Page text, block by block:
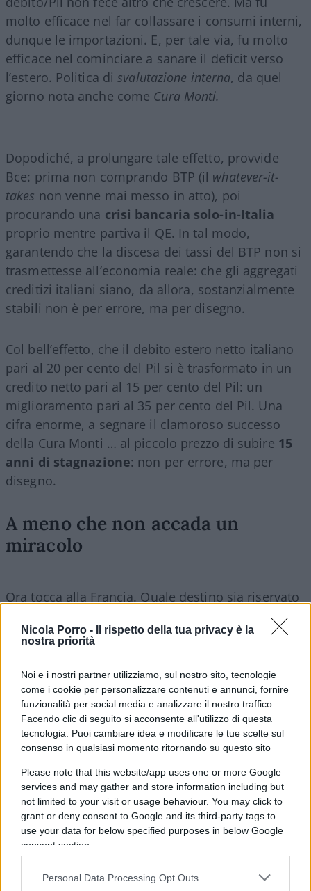
Nicola Porro -
Il rispetto della tua privacy è la
nostra priorità
Noi e i nostri partner utilizziamo, sul nostro sito, tecnologie
come i cookie per personalizzare contenuti e annunci, fornire
funzionalità per social media e analizzare il nostro traffico.
Facendo clic di seguito si acconsente all'utilizzo di questa
tecnologia. Puoi cambiare idea e modificare le tue scelte sul
consenso in qualsiasi momento ritornando su questo sito
Please note that this website/app uses one or more Google
services and may gather and store information including but
not limited to your visit or usage behaviour. You may click to
grant or deny consent to Google and its third-party tags to
use your data for below specified purposes in below Google
consent section.
Personal Data Processing Opt Outs
molto efficace nel far collassare i consumi interni,
dunque le importazioni. E, per tale via, fu molto
efficace nel cominciare a sanare il deficit verso
l’estero. Politica disvalutazione interna, da quel
giorno nota anche come Cura Monti.
Dopodiché, a prolungare tale effetto, provvide
Bce: prima non comprando BTP (il whatever-it-
takes non venne mai messo in atto), poi
procurando una crisi bancaria solo-in-Italia
proprio mentre partiva il QE. In tal modo,
garantendo che la discesa dei tassi del BTP non si
trasmettesse all’economia reale: che gli aggregati
creditizi italiani siano, da allora, sostanzialmente
stabili non è per errore, ma per disegno.
Col bell’effetto, che il debito estero netto italiano
pari al 20 per cento del Pil si è trasformato in un
credito netto pari al 15 per cento del Pil: un
miglioramento pari al 35 per cento del Pil. Una
cifra enorme, a segnare il clamoroso successo
della Cura Monti … al piccolo prezzo di subire 15
anni di stagnazione: non per errore, ma per
disegno.
A meno che non accada un
miracolo
Ora tocca alla Francia. Quale destino sia riservato
al futuro terzo governo di questa legislatura, è
oggetto delle speculazioni di tutti. Naturalmente,
fra i tre teoricamente possibili. Ilprimo miracolo
sarebbe che, in questo Parlamento, un nuovo
governo trovi una maggioranza stabile e
disposta a sacrificarsisull’altare della Curà
Montì.
secondo miracolosarebbe cheMacrone accetti
di andarsene, convocando nuove elezioni
presidenziali e legislative, consegnando così il
potere alle destre e che queste, poi, facciano loro
Parlamento. Ilterzo miracolosarebbe che
Macrone